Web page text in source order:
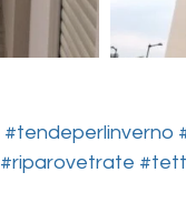
#tendeperlinverno
#riparovetrate